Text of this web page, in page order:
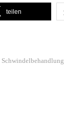
teilen
Schwindelbehandlung